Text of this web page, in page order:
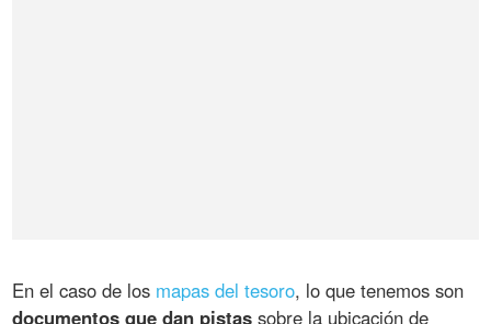
En el caso de los mapas del tesoro, lo que tenemos son
documentos que dan pistas sobre la ubicación de